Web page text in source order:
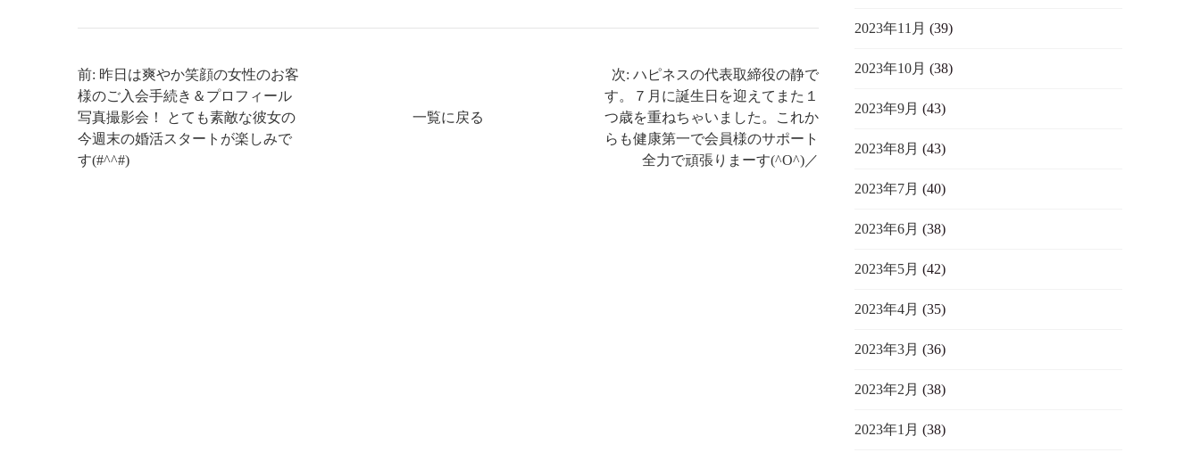
前: 昨日は爽やか笑顔の女性のお客
様のご入会手続き＆プロフィール
写真撮影会！ とても素敵な彼女の
今週末の婚活スタートが楽しみで
す(#^^#)
一覧に戻る
次: ハピネスの代表取締役の静で
す。７月に誕生日を迎えてまた１
つ歳を重ねちゃいました。これか
らも健康第一で会員様のサポート
全力で頑張りまーす(^O^)／
2023年11月 (39)
2023年10月 (38)
2023年9月 (43)
2023年8月 (43)
2023年7月 (40)
2023年6月 (38)
2023年5月 (42)
2023年4月 (35)
2023年3月 (36)
2023年2月 (38)
2023年1月 (38)